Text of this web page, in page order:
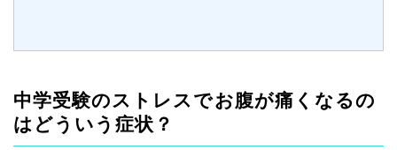
中学受験のストレスでお腹が痛くなるの
はどういう症状？